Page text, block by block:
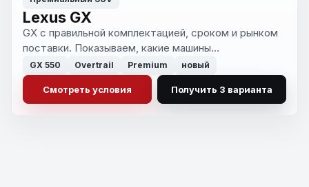
Lexus GX
GX с правильной комплектацией, сроком и рынком
поставки. Показываем, какие машины
действительно стоят внимания, а какие лучше
оставить рынку.
GX 550 Overtrail Premium новый
Смотреть условия Получить 3 варианта